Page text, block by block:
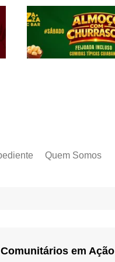
Quem Somos
Comunitários em Ação